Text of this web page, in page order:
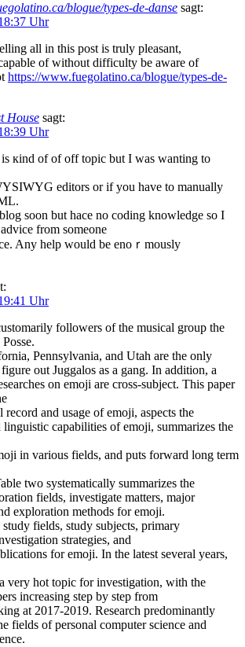
blogue/types-de-danse sagt:
Uhr
all in this post is truly pleasant,
of without difficulty be aware of
https://www.fuegolatino.ca/blogue/types-de-
House sagt:
Uhr
кind of of off topic but I was wanting to
editors or if you have to manually
soon but hace no coding knoᴡledge so I
from someone
Any help would be enoｒmously
Uhr
followers of the musical group the
Pennsylvania, and Utah are the only
out Juggalos as a gang. In addition, a
on emoji are cross-subject. This paper
record and usage of emoji, aspects the
linguistic capabilities of emoji, summarizes the
in various fields, and puts forward long term
two systematically summarizes the
fields, investigate matters, major
exploration methods for emoji.
fields, study subjects, primary
strategies, and
for emoji. In the latest several years,
very hot topic for investigation, with the
increasing step by step from
at 2017-2019. Research predominantly
fields of personal computer science and